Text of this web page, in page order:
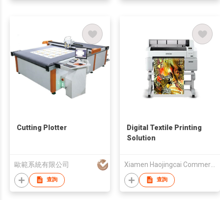
Cutting Plotter
歐範系統有限公司
查詢
Digital Textile Printing
Solution
Xiamen Haojingcai Commercial Trade Co., Ltd
查詢